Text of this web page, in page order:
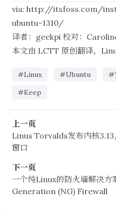
via: http://itsfoss.com/
ubuntu-1310/
译者： geekpi 校对：
本文由 LCTT 原创翻译，
#Linux #Ubuntu #
#Keep
上一页
Linus Torvalds发布内核
窗口
下一页
一个纯Linux的防火墙解决
Generation (NG) Firewall